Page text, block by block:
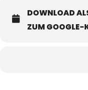
DOWNLOAD
ZUM GOOGLE-